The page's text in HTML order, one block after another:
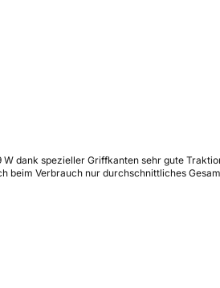
dank spezieller Griffkanten sehr gute
beim Verbrauch nur durchschnittliches